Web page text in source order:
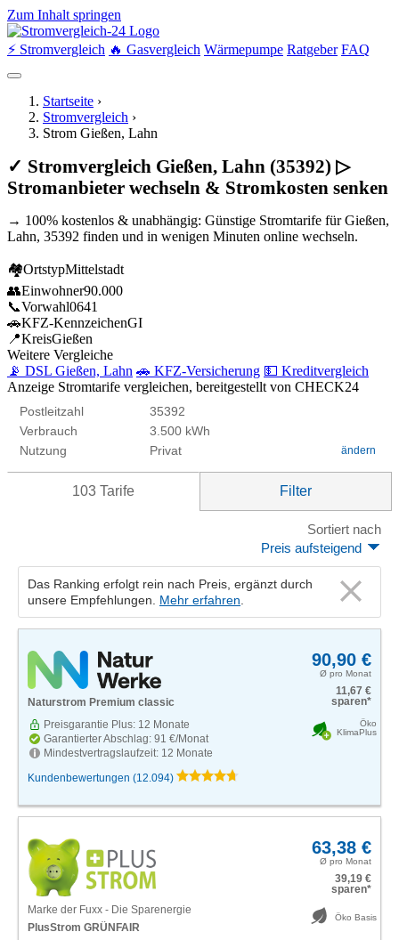
Zum Inhalt springen
⚡ Stromvergleich 🔥 Gasvergleich Wärmepumpe Ratgeber FAQ
Startseite ›
Stromvergleich ›
Strom Gießen, Lahn
✓ Stromvergleich Gießen, Lahn (35392) ▷
Stromanbieter wechseln & Stromkosten senken
→ 100% kostenlos & unabhängig: Günstige Stromtarife für Gießen,
Lahn, 35392 finden und in wenigen Minuten online wechseln.
🏘OrtstypMittelstadt
👥Einwohner90.000
📞Vorwahl0641
🚗KFZ-KennzeichenGI
📍KreisGießen
Weitere Vergleiche
📡 DSL Gießen, Lahn 🚗 KFZ-Versicherung 💵 Kreditvergleich
Anzeige Stromtarife vergleichen, bereitgestellt von CHECK24